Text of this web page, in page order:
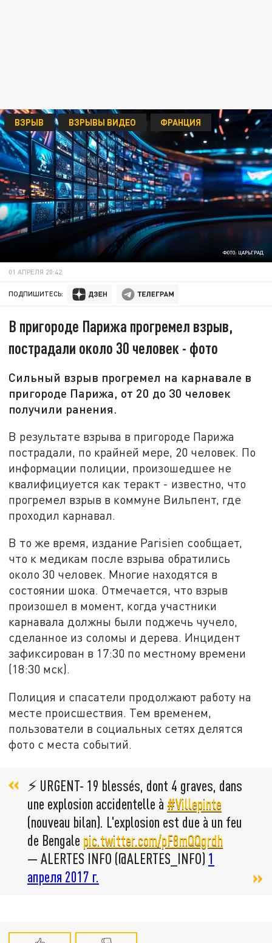
ФОТО: ЦАРЬГРАД
ВЗРЫВ ВЗРЫВЫ ВИДЕО ФРАНЦИЯ
01 АПРЕЛЯ 20:42
ПОДПИШИТЕСЬ:
В пригороде Парижа прогремел взрыв,
пострадали около 30 человек - фото
Сильный взрыв прогремел на карнавале в
пригороде Парижа, от 20 до 30 человек
получили ранения.
В результате взрыва в пригороде Парижа
пострадали, по крайней мере, 20 человек. По
информации полиции, произошедшее не
квалифициуется как теракт - известно, что
прогремел взрыв в коммуне Вильпент, где
проходил карнавал.
В то же время, издание Parisien сообщает,
что к медикам после взрыва обратились
около 30 человек. Многие находятся в
состоянии шока. Отмечается, что взрыв
произошел в момент, когда участники
карнавала должны были поджечь чучело,
сделанное из соломы и дерева. Инцидент
зафиксирован в 17:30 по местному времени
(18:30 мск).
Полиция и спасатели продолжают работу на
месте происшествия. Тем временем,
пользователи в социальных сетях делятся
фото с места событий.
⚡️ URGENT- 19 blessés, dont 4 graves, dans
une explosion accidentelle à #Villepinte
(nouveau bilan). L'explosion est due à un feu
de Bengale pic.twitter.com/pF8mQQgrdh
— ALERTES INFO (@ALERTES_INFO) 1
апреля 2017 г.